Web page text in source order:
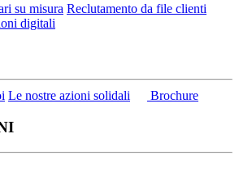
su misura Reclutamento da file clienti
digitali
Le nostre azioni solidali Brochure